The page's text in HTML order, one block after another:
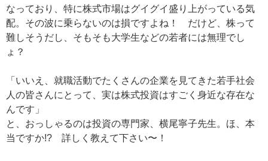
なっており、特に株式市場はグイグイ盛り上がっている気
配。その波に乗らないのは損ですよね！ だけど、株って
難しそうだし、そもそも大学生などの若者には無理でし
ょ？
「いいえ、就職活動でたくさんの企業を見てきた若手社会
人の皆さんにとって、実は株式投資はすごく身近な存在な
んです」
と、おっしゃるのは投資の専門家、横尾寧子先生。ほ、本
当ですか!? 詳しく教えて下さい〜！